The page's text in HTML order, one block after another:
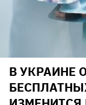
В УКРАИНЕ